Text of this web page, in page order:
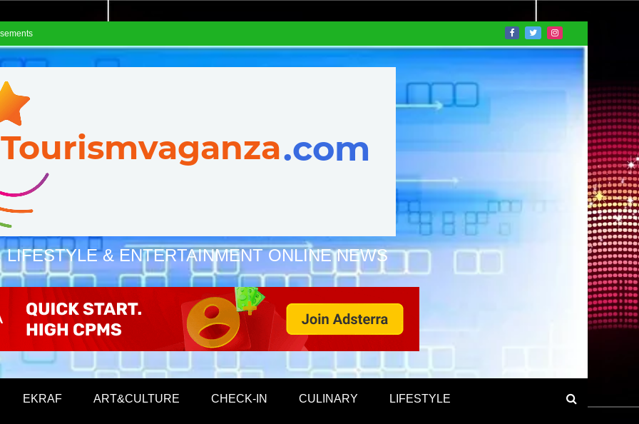
LIFESTYLE & ENTERTAINMENT ONLINE NEWS
EKRAF ART&CULTURE CHECK-IN CULINARY LIFESTYLE